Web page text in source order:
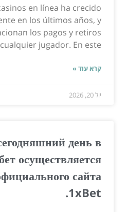
en línea ha crecido
en los últimos años, y
los pagos y retiros
jugador. En este...
קרא עוד »
יול 20, 2026
день в
осуществляется
сайта
1xBet.